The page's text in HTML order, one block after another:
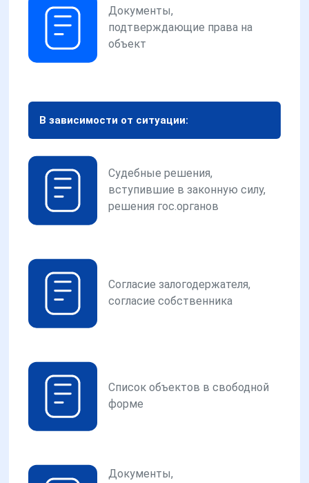
Документы,
подтверждающие права на
объект
В зависимости от ситуации:
Судебные решения,
вступившие в законную силу,
решения гос.органов
Согласие залогодержателя,
согласие собственника
Список объектов в свободной
форме
Документы,